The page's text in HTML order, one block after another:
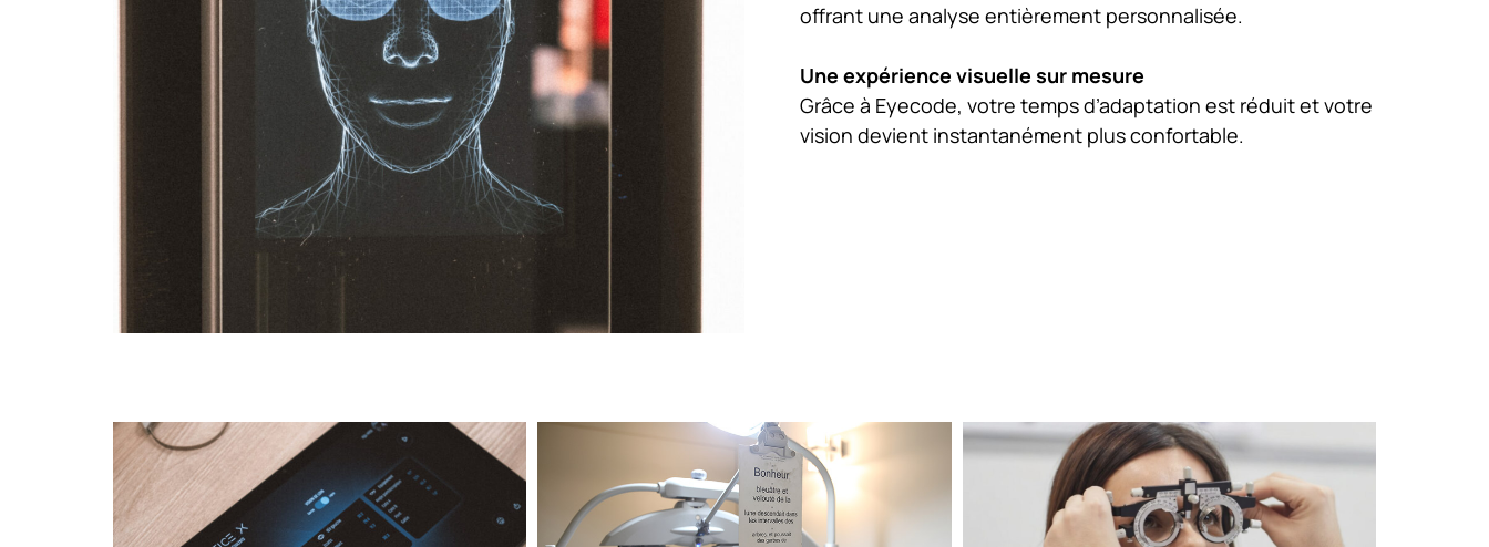
offrant une analyse entièrement personnalisée.
Une expérience visuelle sur mesure
Grâce à Eyecode, votre temps d’adaptation est réduit et votre
vision devient instantanément plus confortable.